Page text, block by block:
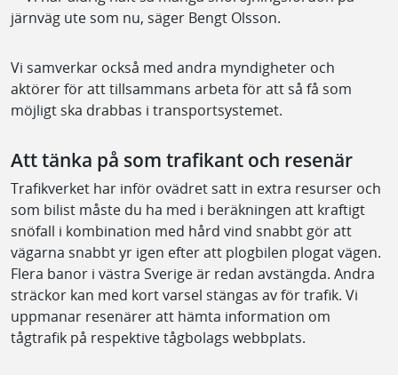
järnväg ute som nu, säger Bengt Olsson.
Vi samverkar också med andra myndigheter och
aktörer för att tillsammans arbeta för att så få som
möjligt ska drabbas i transportsystemet.
Att tänka på som trafikant och resenär
Trafikverket har inför ovädret satt in extra resurser och
som bilist måste du ha med i beräkningen att kraftigt
snöfall i kombination med hård vind snabbt gör att
vägarna snabbt yr igen efter att plogbilen plogat vägen.
Flera banor i västra Sverige är redan avstängda. Andra
sträckor kan med kort varsel stängas av för trafik. Vi
uppmanar resenärer att hämta information om
tågtrafik på respektive tågbolags webbplats.